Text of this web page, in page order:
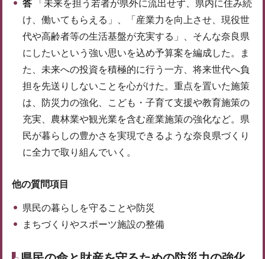
答 「未来を担う若者が県外に流出せず、県内に住み続
け、働いてもらえる」、「産業力を向上させ、現役世
代や高齢者等の生活基盤が充実する」、そんな奈良県
にしたいという強い思いを込め予算案を編成した。ま
た、未来への投資を積極的に行う一方、将来世代へ負
担を先送りしないことを心がけた。重点を置いた施策
は、防災力の強化、こども・子育て支援や教育施策の
充実、農林業や観光業を含む産業施策の強化など。県
民が暮らしの豊かさを実現できるような奈良県づくり
に全力で取り組んでいく。
他の質問項目
県民の暮らしを守ることや防災
まちづくりやスポーツ施設の整備